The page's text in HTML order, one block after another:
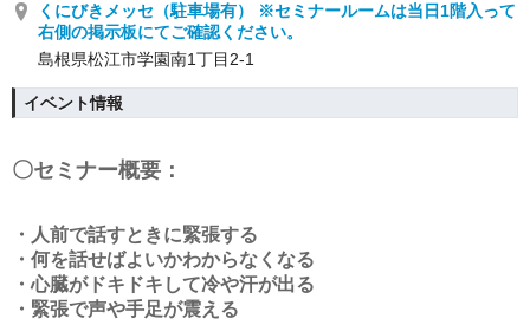
くにびきメッセ（駐車場有） ※セミナールームは当日1階入って
右側の掲示板にてご確認ください。
島根県松江市学園南1丁目2-1
イベント情報
〇セミナー概要：
・人前で話すときに緊張する
・何を話せばよいかわからなくなる
・心臓がドキドキして冷や汗が出る
・緊張で声や手足が震える